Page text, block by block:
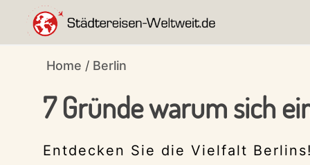
navigation
STÄDTEREISEN-
WELTWEIT.DE
Home / Berlin
7 Gründe warum sich
Entdecken Sie die Vielfalt